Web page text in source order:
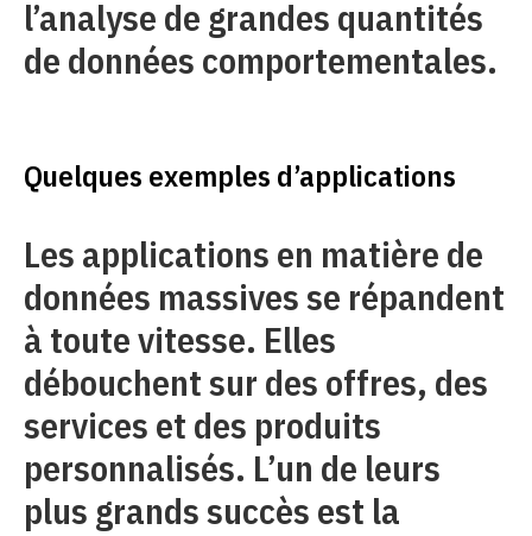
l’analyse de grandes quantités
de données comportementales.
Quelques exemples d’applications
Les applications en matière de
données massives se répandent
à toute vitesse. Elles
débouchent sur des offres, des
services et des produits
personnalisés. L’un de leurs
plus grands succès est la